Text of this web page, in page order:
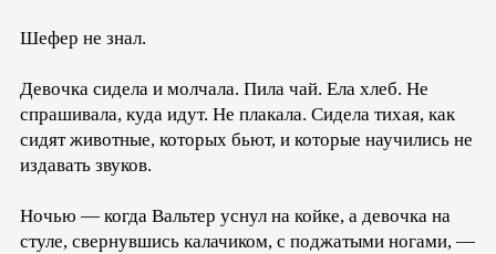
Шефер не знал.
Девочка сидела и молчала. Пила чай. Ела хлеб. Не
спрашивала, куда идут. Не плакала. Сидела тихая, как
сидят животные, которых бьют, и которые научились не
издавать звуков.
Ночью — когда Вальтер уснул на койке, а девочка на
стуле, свернувшись калачиком, с поджатыми ногами, —